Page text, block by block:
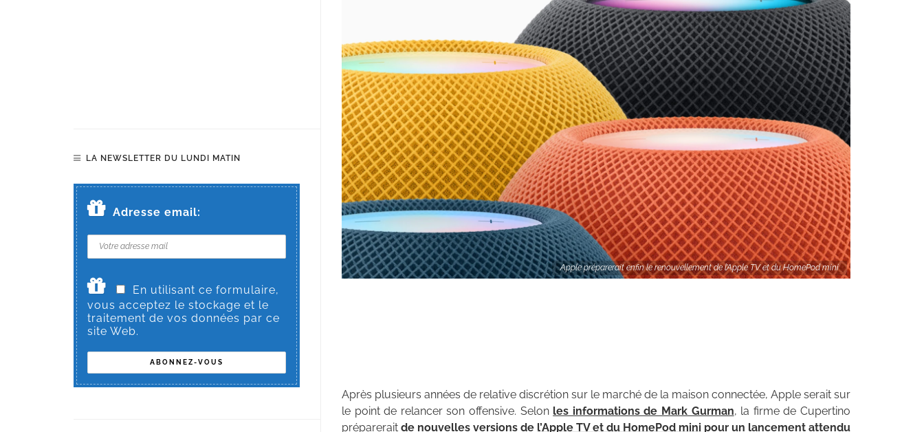
Apple préparerait enfin le renouvellement de l’Apple TV et du HomePod mini
Après plusieurs années de relative discrétion sur le marché de la maison connectée, Apple serait sur
le point de relancer son offensive. Selon les informations de Mark Gurman, la firme de Cupertino
préparerait de nouvelles versions de l’Apple TV et du HomePod mini pour un lancement attendu
LA NEWSLETTER DU LUNDI MATIN
Adresse email:
En utilisant ce formulaire,
vous acceptez le stockage et le
traitement de vos données par ce
site Web.